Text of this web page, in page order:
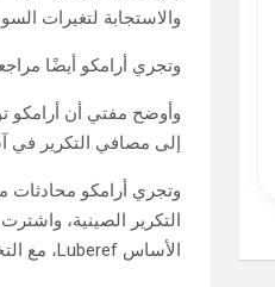
والاستجابة لتغيرات
وتجري أرامكو أيضًا
وأوضح مفتي أن أرامكو
إلى مصافي التكرير في
الأساس Luberef، مع التخطيط أيضًا من أجل بيع أسهم أخرى.